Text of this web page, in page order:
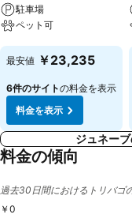
駐車場
ペット可
料金を表示
最安値 ￥23,235
6件のサイトの料金を表示
料金を表示
ジュネー
料金の傾向
過去30日間におけるトリバゴ
￥0